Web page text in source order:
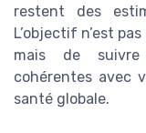
restent des
L’objectif n’est
mais de suivre
cohérentes avec
santé globale.